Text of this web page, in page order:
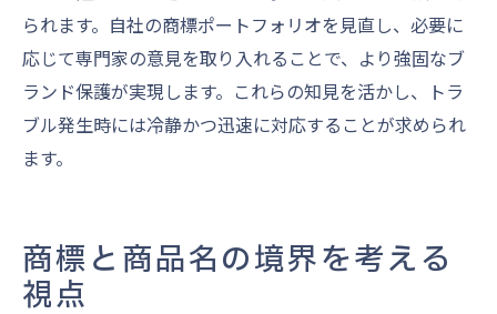
られます。自社の商標ポートフォリオを見直し、必要に
応じて専門家の意見を取り入れることで、より強固なブ
ランド保護が実現します。これらの知見を活かし、トラ
ブル発生時には冷静かつ迅速に対応することが求められ
ます。
商標と商品名の境界を考える
視点